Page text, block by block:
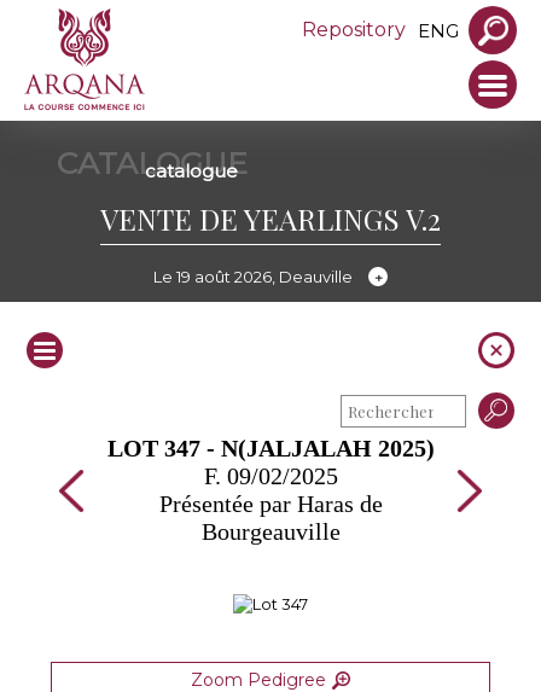
Repository ENG
CATALOGUE
catalogue
VENTE DE YEARLINGS V.2
Le 19 août 2026, Deauville
LOT 347 - N(JALJALAH 2025)
F. 09/02/2025
Présentée par Haras de
Bourgeauville
Zoom Pedigree